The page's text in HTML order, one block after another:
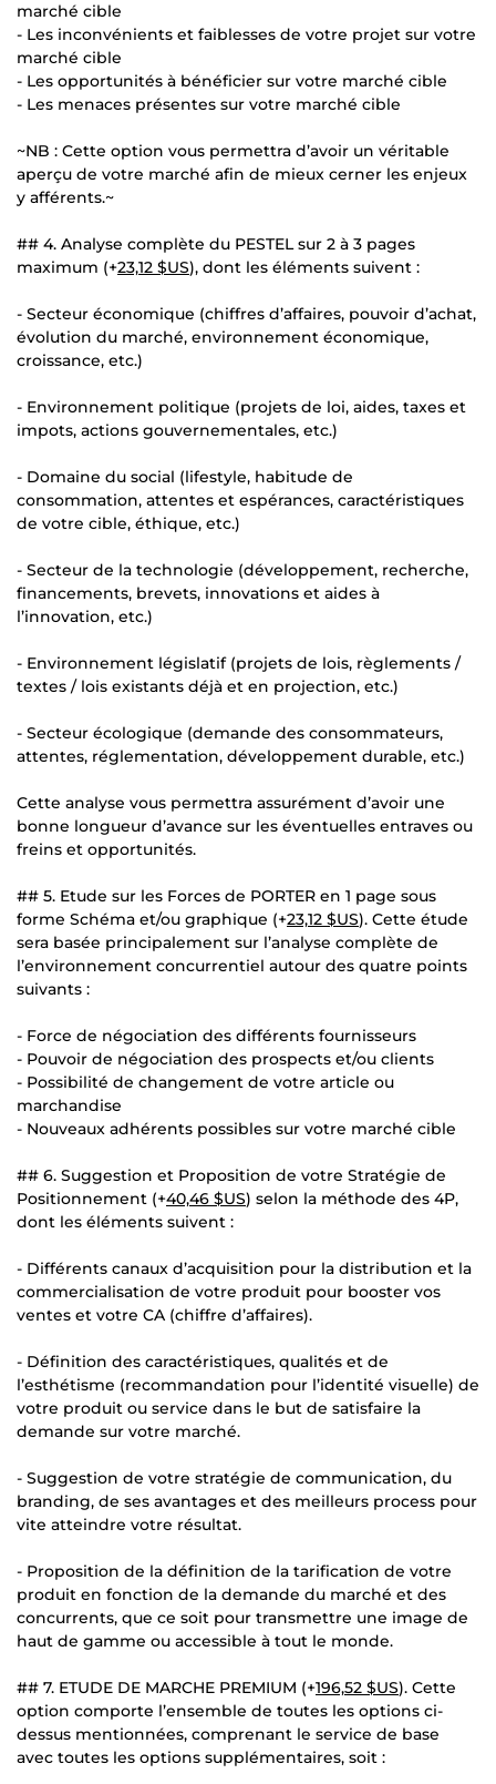
marché cible
- Les inconvénients et faiblesses de votre projet sur votre
marché cible
- Les opportunités à bénéficier sur votre marché cible
- Les menaces présentes sur votre marché cible
~NB : Cette option vous permettra d’avoir un véritable
aperçu de votre marché afin de mieux cerner les enjeux
y afférents.~
## 4. Analyse complète du PESTEL sur 2 à 3 pages
maximum (+23,12 $US), dont les éléments suivent :
- Secteur économique (chiffres d’affaires, pouvoir d’achat,
évolution du marché, environnement économique,
croissance, etc.)
- Environnement politique (projets de loi, aides, taxes et
impots, actions gouvernementales, etc.)
- Domaine du social (lifestyle, habitude de
consommation, attentes et espérances, caractéristiques
de votre cible, éthique, etc.)
- Secteur de la technologie (développement, recherche,
financements, brevets, innovations et aides à
l’innovation, etc.)
- Environnement législatif (projets de lois, règlements /
textes / lois existants déjà et en projection, etc.)
- Secteur écologique (demande des consommateurs,
attentes, réglementation, développement durable, etc.)
Cette analyse vous permettra assurément d’avoir une
bonne longueur d’avance sur les éventuelles entraves ou
freins et opportunités.
## 5. Etude sur les Forces de PORTER en 1 page sous
forme Schéma et/ou graphique (+23,12 $US). Cette étude
sera basée principalement sur l’analyse complète de
l’environnement concurrentiel autour des quatre points
suivants :
- Force de négociation des différents fournisseurs
- Pouvoir de négociation des prospects et/ou clients
- Possibilité de changement de votre article ou
marchandise
- Nouveaux adhérents possibles sur votre marché cible
## 6. Suggestion et Proposition de votre Stratégie de
Positionnement (+40,46 $US) selon la méthode des 4P,
dont les éléments suivent :
- Différents canaux d’acquisition pour la distribution et la
commercialisation de votre produit pour booster vos
ventes et votre CA (chiffre d’affaires).
- Définition des caractéristiques, qualités et de
l’esthétisme (recommandation pour l’identité visuelle) de
votre produit ou service dans le but de satisfaire la
demande sur votre marché.
- Suggestion de votre stratégie de communication, du
branding, de ses avantages et des meilleurs process pour
vite atteindre votre résultat.
- Proposition de la définition de la tarification de votre
produit en fonction de la demande du marché et des
concurrents, que ce soit pour transmettre une image de
haut de gamme ou accessible à tout le monde.
## 7. ETUDE DE MARCHE PREMIUM (+196,52 $US). Cette
option comporte l’ensemble de toutes les options ci-
dessus mentionnées, comprenant le service de base
avec toutes les options supplémentaires, soit :